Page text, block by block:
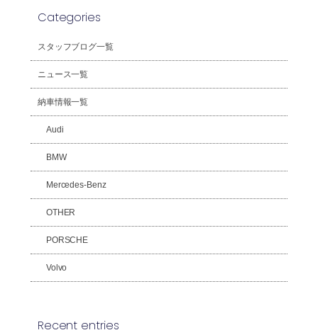
Categories
スタッフブログ一覧
ニュース一覧
納車情報一覧
Audi
BMW
Mercedes-Benz
OTHER
PORSCHE
Volvo
Recent entries